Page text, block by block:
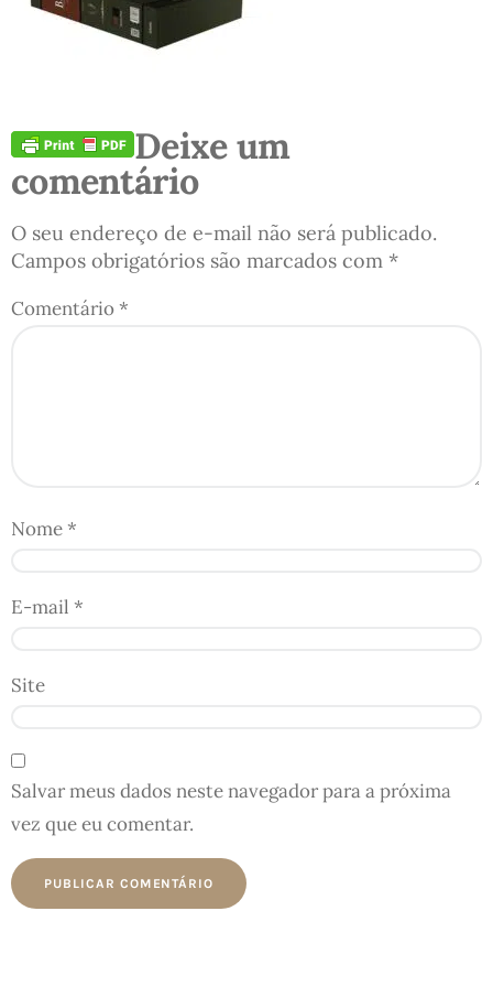
Deixe um
comentário
O seu endereço de e-mail não será publicado.
Campos obrigatórios são marcados com *
Comentário*
Nome*
E-mail *
Site
Salvar meus dados neste navegador para a próxima
vez que eu comentar.